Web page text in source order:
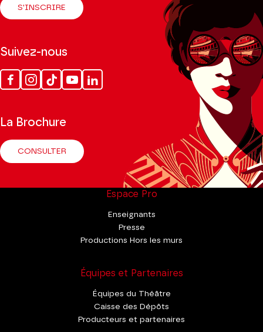
S'INSCRIRE
Suivez-nous
FacebookInstagram
Tik
Tok
YoutubeLinkedin
La Brochure
CONSULTER
Espace Pro
Enseignants
Presse
Productions Hors les murs
Équipes et Partenaires
Équipes du Théâtre
Caisse des Dépôts
Producteurs et partenaires